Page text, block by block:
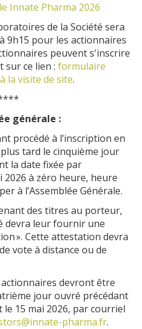
Innate Pharma 2026
de la Société sera
9h15 pour les actionnaires
peuvent s'inscrire
sur ce lien : formulaire
la visite de site.
générale :
procédé à l’inscription en
tard le cinquième jour
la date fixée par
2026 à zéro heure, heure
à l’Assemblée Générale.
des titres au porteur,
devra leur fournir une
». Cette attestation devra
vote à distance ou de
devront être
jour ouvré précédant
le 15 mai 2026, par courriel
pharma.fr.